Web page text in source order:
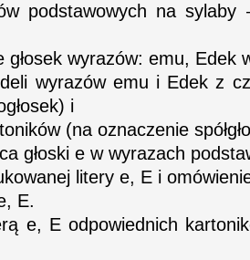
podstawowych na sylaby
głosek wyrazów: emu, Edek
wyrazów emu i Edek z
i
(na oznaczenie
głoski e w wyrazach
litery e, E i
E.
e, E odpowiednich